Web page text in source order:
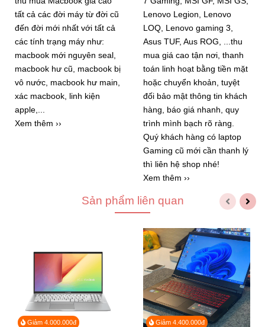
tất cả các đời máy từ đời cũ
đến đời mới nhất với tất cả
các tính trạng máy như:
macbook mới nguyên seal,
macbook hư cũ, macbook bị
vô nước, macbook hư main,
xác macbook, linh kiện
apple,...
Xem thêm ››
Lenovo Legion, Lenovo
LOQ, Lenovo gaming 3,
Asus TUF, Aus ROG, ...thu
mua giá cao tận nơi, thanh
toán linh hoạt bằng tiền mặt
hoặc chuyển khoản, tuyệt
đối bảo mật thông tin khách
hàng, báo giá nhanh, quy
trình mình bạch rõ ràng.
Quý khách hàng có laptop
Gaming cũ mới cần thanh lý
thì liên hệ shop nhé!
Xem thêm ››
Sản phẩm liên quan
Giảm 4.000.000đ Giảm 4.400.000đ